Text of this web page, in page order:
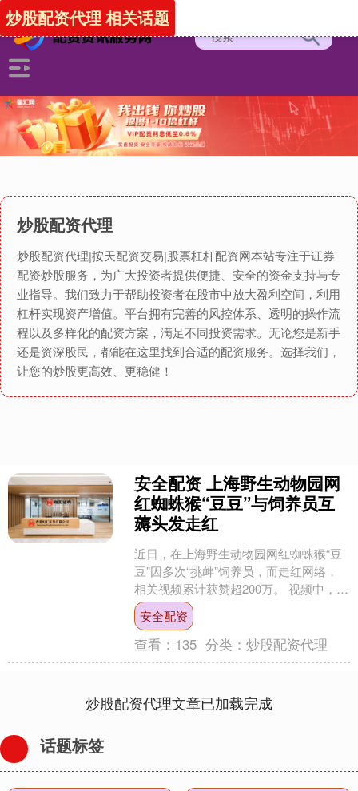
炒股配资代理
炒股配资代理|按天配资交易|股票杠杆配资网本站专注于证券
配资炒股服务，为广大投资者提供便捷、安全的资金支持与专
业指导。我们致力于帮助投资者在股市中放大盈利空间，利用
杠杆实现资产增值。平台拥有完善的风控体系、透明的操作流
程以及多样化的配资方案，满足不同投资需求。无论您是新手
还是资深股民，都能在这里找到合适的配资服务。选择我们，
让您的炒股更高效、更稳健！
炒股配资代理 相关话题
安全配资 上海野生动物园网
红蜘蛛猴“豆豆”与饲养员互
薅头发走红
近日，在上海野生动物园网红蜘蛛猴“豆
豆”因多次“挑衅”饲养员，而走红网络，
相关视频累计获赞超200万。 视频中，豆
豆与饲养员互相薅头发，谁也不让谁，
网友戏称，人....
安全配资
查看： 135 分类：炒股配资代理
炒股配资代理文章已加载完成
话题标签